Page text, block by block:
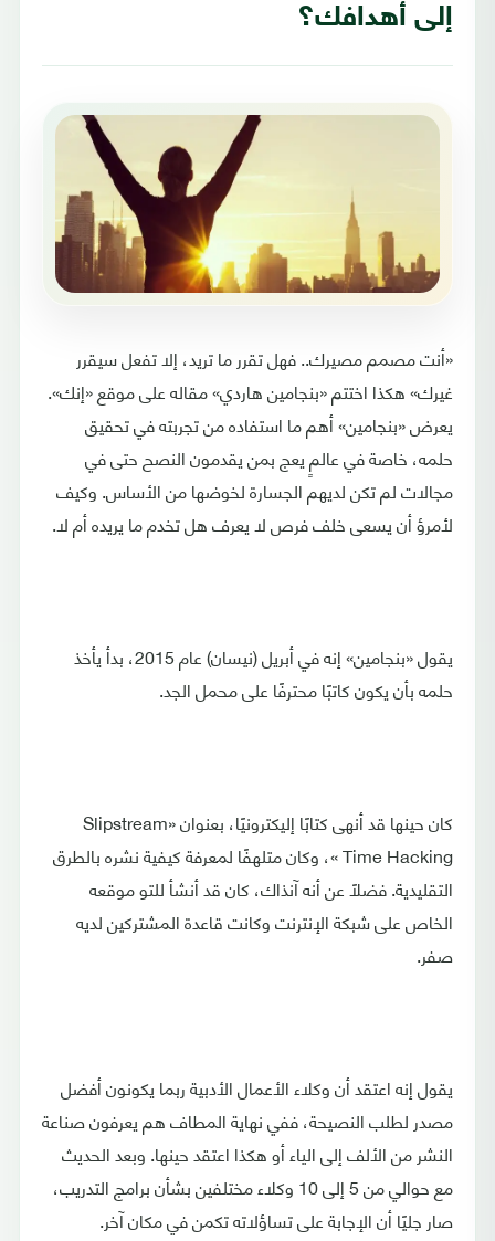
إلى أهدافك؟
«أنت مصمم مصيرك.. فهل تقرر ما تريد، إلا تفعل سيقرر
غيرك» هكذا اختتم «بنجامين هاردي» مقاله على موقع «إنك».
يعرض «بنجامين» أهم ما استفاده من تجربته في تحقيق
حلمه، خاصة في عالمٍ يعج بمن يقدمون النصح حتى في
مجالات لم تكن لديهم الجسارة لخوضها من الأساس. وكيف
لأمرؤ أن يسعى خلف فرص لا يعرف هل تخدم ما يريده أم لا.
يقول «بنجامين» إنه في أبريل (نيسان) عام 2015، بدأ يأخذ
حلمه بأن يكون كاتبًا محترفًا على محمل الجد.
كان حينها قد أنهى كتابًا إليكترونيًا، بعنوان «Slipstream
Time Hacking »، وكان متلهفًا لمعرفة كيفية نشره بالطرق
التقليدية. فضلًا عن أنه آنذاك، كان قد أنشأ للتو موقعه
الخاص على شبكة الإنترنت وكانت قاعدة المشتركين لديه
صفر.
يقول إنه اعتقد أن وكلاء الأعمال الأدبية ربما يكونون أفضل
مصدر لطلب النصيحة، ففي نهاية المطاف هم يعرفون صناعة
النشر من الألف إلى الياء أو هكذا اعتقد حينها. وبعد الحديث
مع حوالي من 5 إلى 10 وكلاء مختلفين بشأن برامج التدريب،
صار جليًا أن الإجابة على تساؤلاته تكمن في مكان آخر.